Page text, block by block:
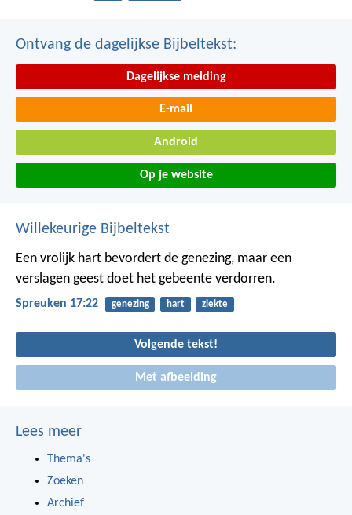
Ontvang de dagelijkse Bijbeltekst:
Dagelijkse melding
E-mail
Android
Op je website
Willekeurige Bijbeltekst
Een vrolijk hart bevordert de genezing, maar een
verslagen geest doet het gebeente verdorren.
Spreuken 17:22 genezing hart ziekte
Volgende tekst!
Met afbeelding
Lees meer
Thema's
Zoeken
Archief